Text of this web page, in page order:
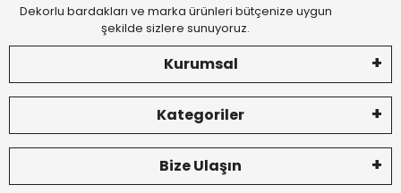
Dekorlu bardakları ve marka ürünleri bütçenize uygun
şekilde sizlere sunuyoruz.
Kurumsal
Kategoriler
Bize Ulaşın